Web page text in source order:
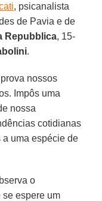
, psicanalista
de Pavia e de
Repubblica, 15-
.
nossos
Impôs uma
nossa
cotidianas
uma espécie de
o
se espere um